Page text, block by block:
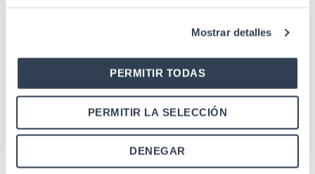
Mostrar detalles
PERMITIR TODAS
PERMITIR LA SELECCIÓN
DENEGAR
DOBLE BLN FUND NG Gtlan
Cable y acometida de Fibra Óptica